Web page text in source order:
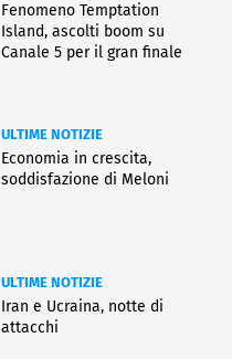
Fenomeno Temptation
Island, ascolti boom su
Canale 5 per il gran finale
ULTIME NOTIZIE
Economia in crescita,
soddisfazione di Meloni
ULTIME NOTIZIE
Iran e Ucraina, notte di
attacchi